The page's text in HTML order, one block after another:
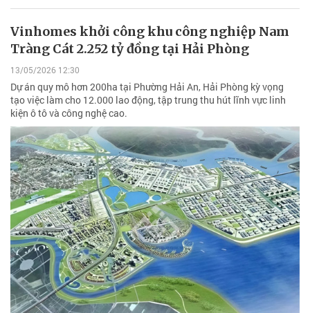
Vinhomes khởi công khu công nghiệp Nam
Tràng Cát 2.252 tỷ đồng tại Hải Phòng
13/05/2026 12:30
Dự án quy mô hơn 200ha tại Phường Hải An, Hải Phòng kỳ vọng
tạo việc làm cho 12.000 lao động, tập trung thu hút lĩnh vực linh
kiện ô tô và công nghệ cao.